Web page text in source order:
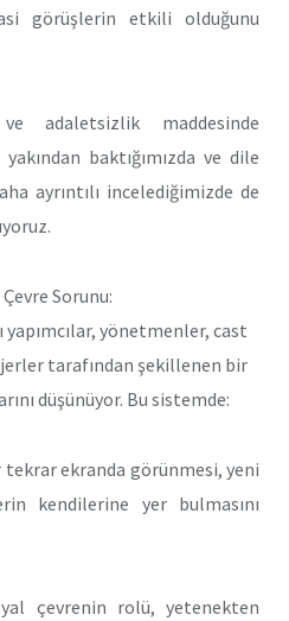
görüşlerin etkili olduğunu
adaletsizlik maddesinde
baktığımızda ve dile
ayrıntılı incelediğimizde de
Sorunu:
yönetmenler, cast
tarafından şekillenen bir
düşünüyor. Bu sistemde:
tekrar ekranda görünmesi, yeni
kendilerine yer bulmasını
çevrenin rolü, yetenekten